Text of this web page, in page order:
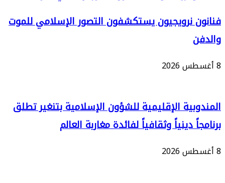
نرويجيون يستكشفون التصور الإسلامي للموت
الإقليمية للشؤون الإسلامية بتنغير تطلق
دينياً وثقافياً لفائدة مغاربة العالم